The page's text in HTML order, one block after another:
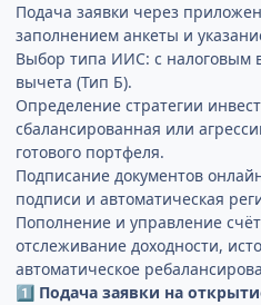
Подача заявки через
заполнением анкеты и
Выбор типа ИИС: с налоговым
вычета (Тип Б).
Определение стратегии
сбалансированная или
готового портфеля.
Подписание документов
подписи и автоматическая
Пополнение и управление
отслеживание доходности,
автоматическое
1️⃣ Подача заявки на